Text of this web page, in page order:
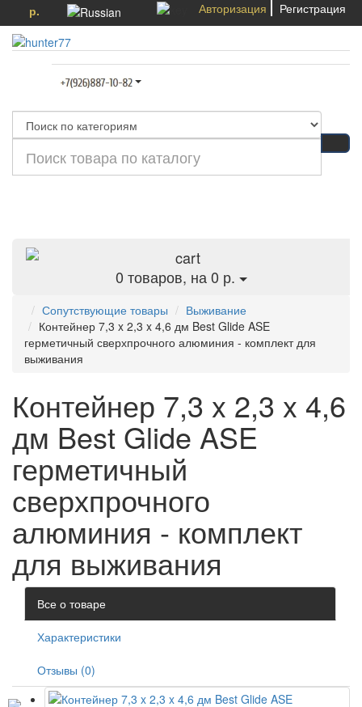
р. Авторизация Регистрация
0 товаров, на 0 р.
Сопутствующие товары
Выживание
Контейнер 7,3 x 2,3 x 4,6 дм Best Glide ASE
герметичный сверхпрочного алюминия - комплект для
выживания
Контейнер 7,3 x 2,3 x 4,6
дм Best Glide ASE
герметичный
сверхпрочного
алюминия - комплект
для выживания
Все о товаре
Характеристики
Отзывы (0)